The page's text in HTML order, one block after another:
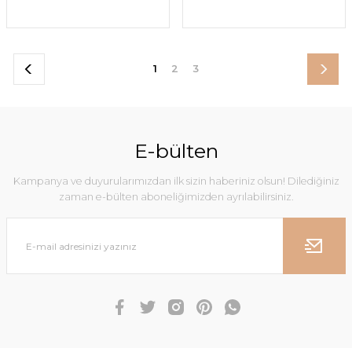
1 2 3
E-bülten
Kampanya ve duyurularımızdan ilk sizin haberiniz olsun! Dilediğiniz
zaman e-bülten aboneliğimizden ayrılabilirsiniz.